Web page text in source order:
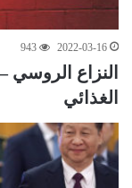
2022-03-16
943
النزاع الروسي
الغذائي